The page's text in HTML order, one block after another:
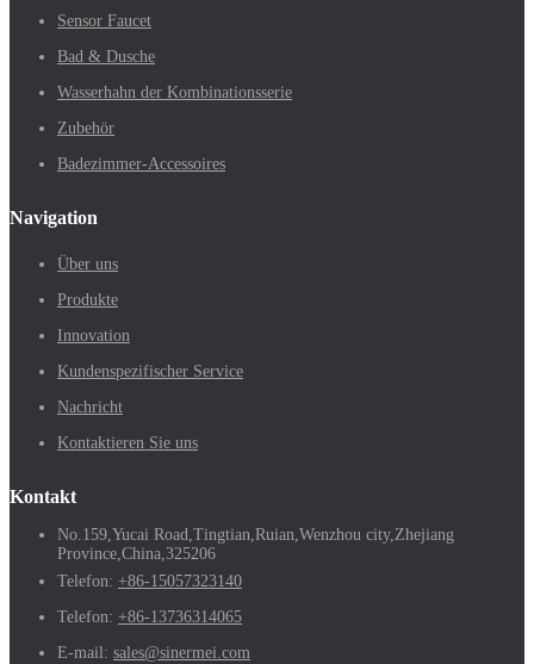
Sensor Faucet
Bad & Dusche
Wasserhahn der Kombinationsserie
Zubehör
Badezimmer-Accessoires
Navigation
Über uns
Produkte
Innovation
Kundenspezifischer Service
Nachricht
Kontaktieren Sie uns
Kontakt
No.159,Yucai Road,Tingtian,Ruian,Wenzhou city,Zhejiang
Province,China,325206
Telefon: +86-15057323140
Telefon: +86-13736314065
E-mail: sales@sinermei.com